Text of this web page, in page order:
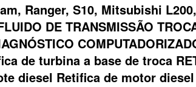
Ranger, S10, Mitsubishi
DE TRANSMISSÃO
de turbina a base de troca
diesel Retifica de motor diesel